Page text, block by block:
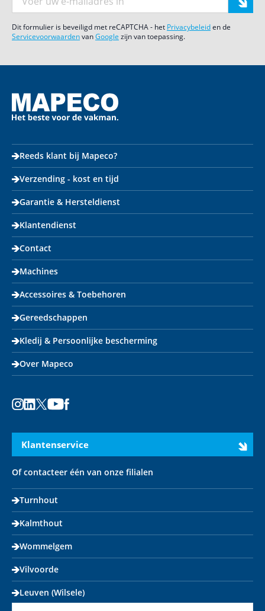
Dit formulier is beveiligd met reCAPTCHA - het Privacybeleiden de
ServicevoorwaardenvanGoogle zijn van toepassing.
Reeds klant bij Mapeco?
Verzending - kost en tijd
Garantie & Hersteldienst
Klantendienst
Contact
Machines
Accessoires & Toebehoren
Gereedschappen
Kledij & Persoonlijke bescherming
Over Mapeco
Klantenservice
Of contacteer één van onze filialen
Turnhout
Kalmthout
Wommelgem
Vilvoorde
Leuven (Wilsele)